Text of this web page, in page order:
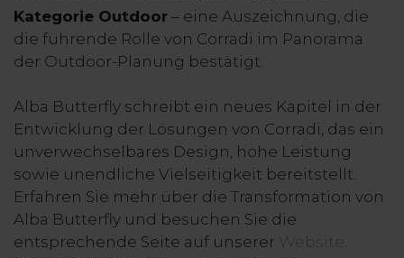
Kategorie Outdoor – eine Auszeichnung, die
die führende Rolle von Corradi im Panorama
der Outdoor-Planung bestätigt.
Alba Butterfly schreibt ein neues Kapitel in der
Entwicklung der Lösungen von Corradi, das ein
unverwechselbares Design, hohe Leistung
sowie unendliche Vielseitigkeit bereitstellt.
Erfahren Sie mehr über die Transformation von
Alba Butterfly und besuchen Sie die
entsprechende Seite auf unserer
Website